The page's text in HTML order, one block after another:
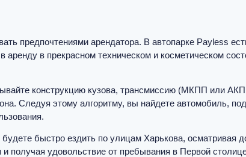
предпочтениями арендатора. В автопарке Payless
в прекрасном техническом и косметическом
конструкцию кузова, трансмиссию (МКПП или
Следуя этому алгоритму, вы найдете автомобиль,
быстро ездить по улицам Харькова, осматривая
получая удовольствие от пребывания в Первой